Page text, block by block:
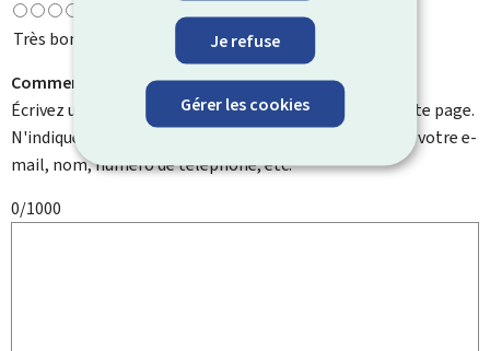
Je refuse
Gérer les cookies
Très bonne
Comment pouvons-nous l'améliorer ?
Écrivez un commentaire et aidez-nous à améliorer cette page.
N'indiquez pas d'informations personnelles telles que votre e-
mail, nom, numéro de téléphone, etc.
0/1000